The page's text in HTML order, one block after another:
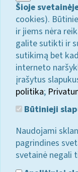
Šioje
cookies).
ir jiems nėra
galite sutikti ir
sutikimą bet
interneto
įrašytus
politika;
Būtinieji
Naudojami
pagrindines
svetainė negali